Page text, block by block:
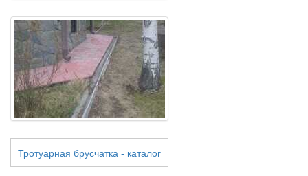
Тротуарная брусчатка - каталог